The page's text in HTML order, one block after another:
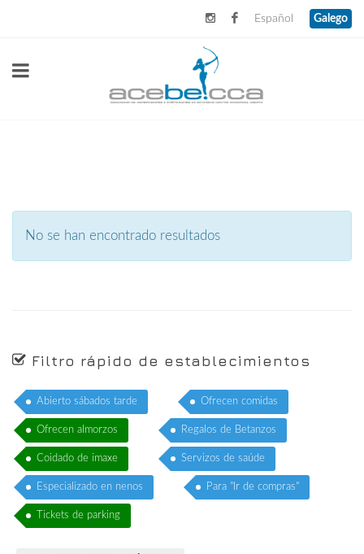
Español Galego
No se han encontrado resultados
Filtro rápido de establecimientos
Abierto sábados tarde Ofrecen comidas
Ofrecen almorzos Regalos de Betanzos
Coidado de imaxe Servizos de saúde
Especializado en nenos Para "Ir de compras"
Tickets de parking